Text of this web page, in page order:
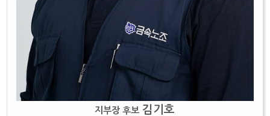
지부장 후보 김기호